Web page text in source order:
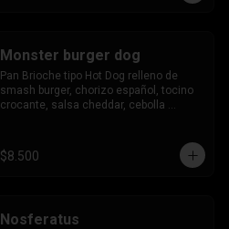
Monster burger dog
Pan Brioche tipo Hot Dog relleno de
smash burger, chorizo español, tocino
crocante, salsa cheddar, cebolla
$8.500
Nosferatus